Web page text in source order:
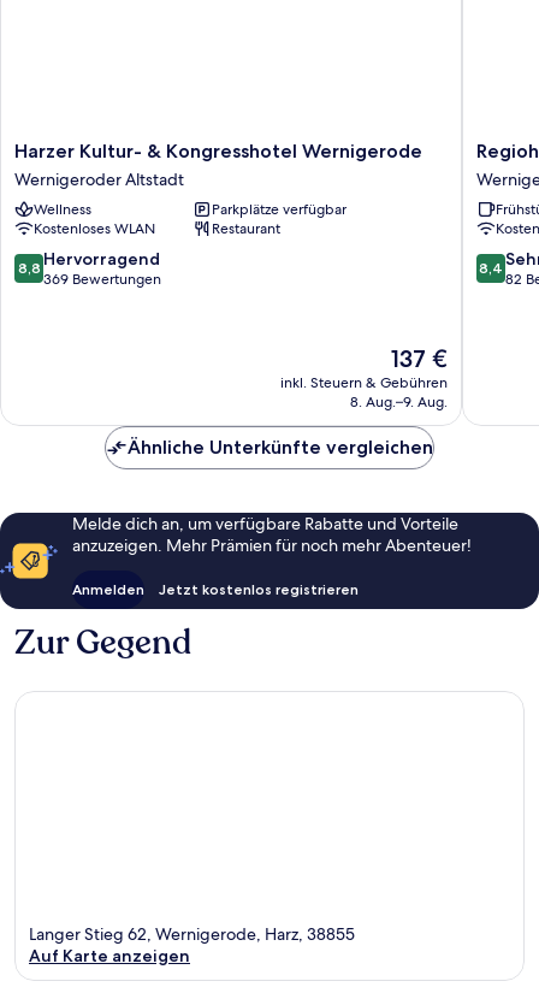
Harzer
Kultur-
&
Kongresshotel
Wernigerode
Wernigeroder
Altstadt
Harzer Kultur- & Kongresshotel Wernigerode
Wernigeroder Altstadt
Wellness
Parkplätze verfügbar
Kostenloses WLAN
Restaurant
8.8
von
8,8 Hervorragend
369 Bewertungen
Der
Preis
beträgt
137 €
inkl. Steuern & Gebühren
8. Aug.–9. Aug.
Bunte
Stadt
Altstadt
8.4
von
8,4
82
Ähnliche Unterkünfte vergleichen
Melde dich an, um verfügbare Rabatte und Vorteile
anzuzeigen. Mehr Prämien für noch mehr Abenteuer!
Anmelden Jetzt kostenlos registrieren
Zur Gegend
Langer Stieg 62, Wernigerode, Harz, 38855
Auf Karte anzeigen